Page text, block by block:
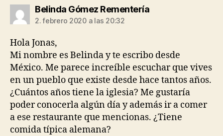
Belinda Gómez Rementeríadice:
2. febrero 2020 a las 20:32
Hola Jonas,
Mi nombre es Belinda y te escribo desde
México. Me parece increíble escuchar que vives
en un pueblo que existe desde hace tantos años.
¿Cuántos años tiene la iglesia? Me gustaría
poder conocerla algún día y además ir a comer
a ese restaurante que mencionas. ¿Tiene
comida típica alemana?